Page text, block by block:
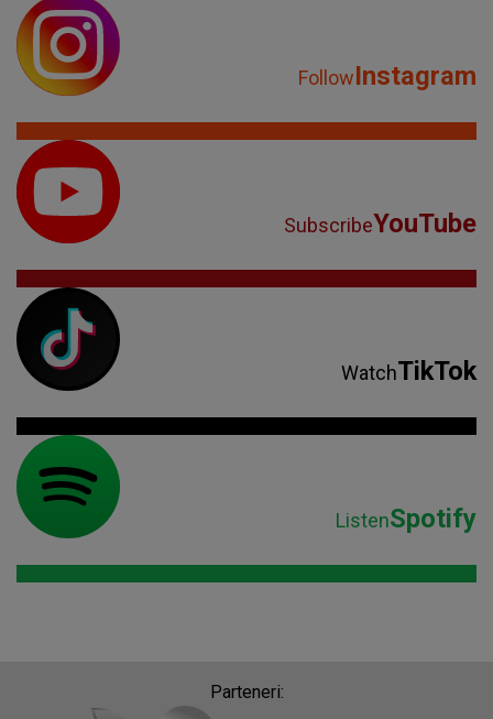
FollowInstagram
SubscribeYouTube
WatchTikTok
ListenSpotify
Parteneri: